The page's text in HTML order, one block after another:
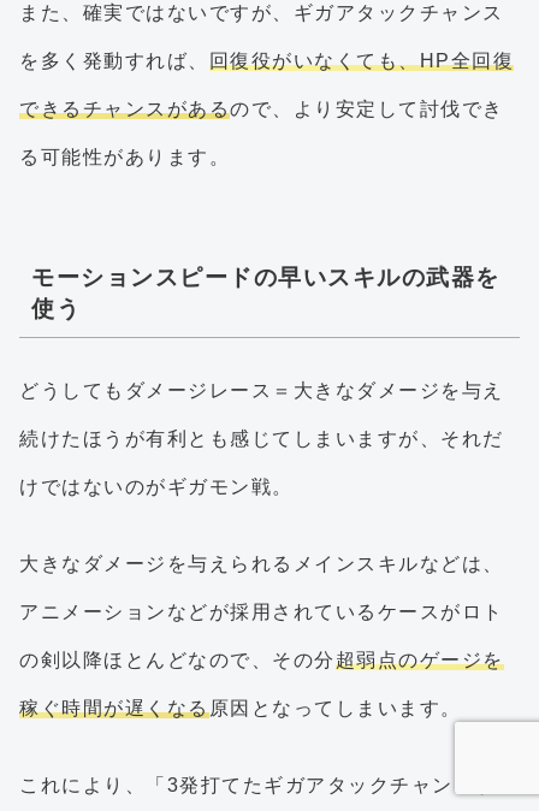
また、確実ではないですが、ギガアタックチャンス
を多く発動すれば、 回復役がいなくても、HP全回復
できるチャンスがあるので、より安定して討伐でき
る可能性があります。
モーションスピードの早いスキルの武器を
使う
どうしてもダメージレース＝大きなダメージを与え
続けたほうが有利とも感じてしまいますが、それだ
けではないのがギガモン戦。
大きなダメージを与えられるメインスキルなどは、
アニメーションなどが採用されているケースがロト
の剣以降ほとんどなので、その分超弱点のゲージを
稼ぐ時間が遅くなる原因となってしまいます。
これにより、「3発打てたギガアタックチャンスが2